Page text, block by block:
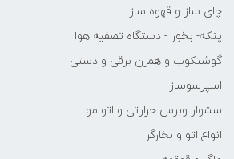
چای ساز و قهوه ساز
پنکه- بخور - دستگاه تصفیه هوا
گوشتکوب و همزن برقی و دستی
اسپرسوساز
سشوار وبرس حرارتی و اتو مو
انواع اتو و بخارگر